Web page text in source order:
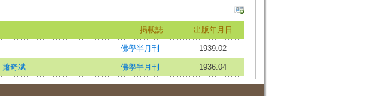
掲載誌 出版年月日
佛學半月刊 1939.02
蕭奇斌 佛學半月刊 1936.04